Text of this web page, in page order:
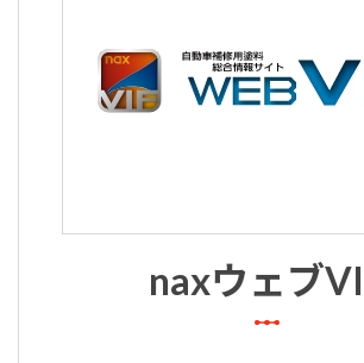
naxウェブ